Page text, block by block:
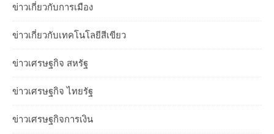
ข่าวเกี่ยวกับการเมือง
ข่าวเกี่ยวกับเทคโนโลยีสีเขียว
ข่าวเศรษฐกิจ สหรัฐ
ข่าวเศรษฐกิจ ไทยรัฐ
ข่าวเศรษฐกิจการเงิน